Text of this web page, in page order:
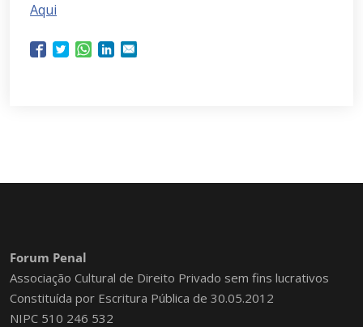
Aqui
Forum Penal
Associação Cultural de Direito Privado sem fins lucrativos
Constituída por Escritura Pública de 30.05.2012
NIPC 510 246 532